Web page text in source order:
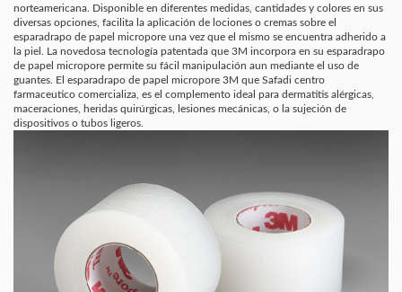
norteamericana. Disponible en diferentes medidas, cantidades y colores en sus
diversas opciones, facilita la aplicación de lociones o cremas sobre el
esparadrapo de papel micropore una vez que el mismo se encuentra adherido a
la piel. La novedosa tecnología patentada que 3M incorpora en su esparadrapo
de papel micropore permite su fácil manipulación aun mediante el uso de
guantes. El esparadrapo de papel micropore 3M que Safadi centro
farmaceutico comercializa, es el complemento ideal para dermatitis alérgicas,
maceraciones, heridas quirúrgicas, lesiones mecánicas, o la sujeción de
dispositivos o tubos ligeros.